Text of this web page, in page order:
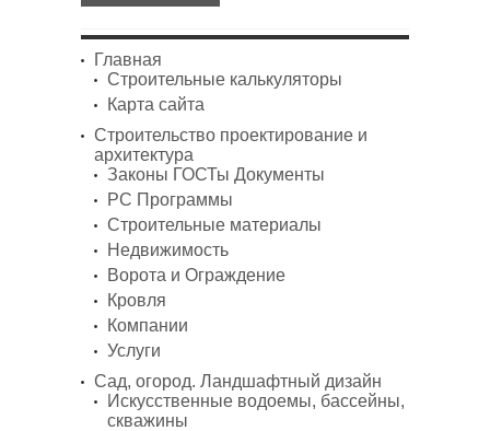
Главная
Строительные калькуляторы
Карта сайта
Строительство проектирование и
архитектура
Законы ГОСТы Документы
PC Программы
Строительные материалы
Недвижимость
Ворота и Ограждение
Кровля
Компании
Услуги
Сад, огород. Ландшафтный дизайн
Искусственные водоемы, бассейны,
скважины